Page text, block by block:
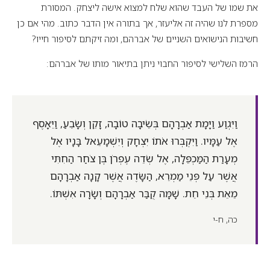
את שמו של העבד שהוא שלח למצוא אישה ליצחק. המסורת
מספרת לנו שהיה זה אליעזר, אך בתורה אין הדבר כתוב. מהי אם כן
חשיבות הנישואים השניים של אברהם, ומה זיקתם לסיפור חייו?
הרמז השלישי לסיפור החבוי ניתן בתיאור מותו של אברהם:
וַיִּגְוַע וַיָּמָת אַבְרָהָם בְּשֵׂיבָה טוֹבָה, זָקֵן וְשָׂבֵעַ, וַיֵּאָסֶף
אֶל עַמָּיו. וַיִּקְבְּרוּ אֹתוֹ יִצְחָק וְיִשְׁמָעֵאל בָּנָיו אֶל
מְעָרַת הַמַּכְפֵּלָה, אֶל שְׂדֵה עֶפְרֹן בֶּן צֹחַר הַחִתִּי
אֲשֶׁר עַל פְּנֵי מַמְרֵא, הַשָּׂדֶה אֲשֶׁר קָנָה אַבְרָהָם
מֵאֵת בְּנֵי חֵת. שָׁמָּה קֻבַּר אַבְרָהָם וְשָׂרָה אִשְׁתּוֹ.
כה, ח-י